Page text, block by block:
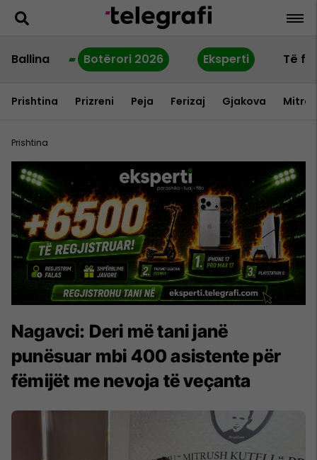
Ballina Botërori 2026 Eksperti Të
Prishtina Prizreni Peja Ferizaj Gjakova
Prishtina
Nagavci: Deri më tani janë
punësuar mbi 400 asistente për
fëmijët me nevoja të veçanta